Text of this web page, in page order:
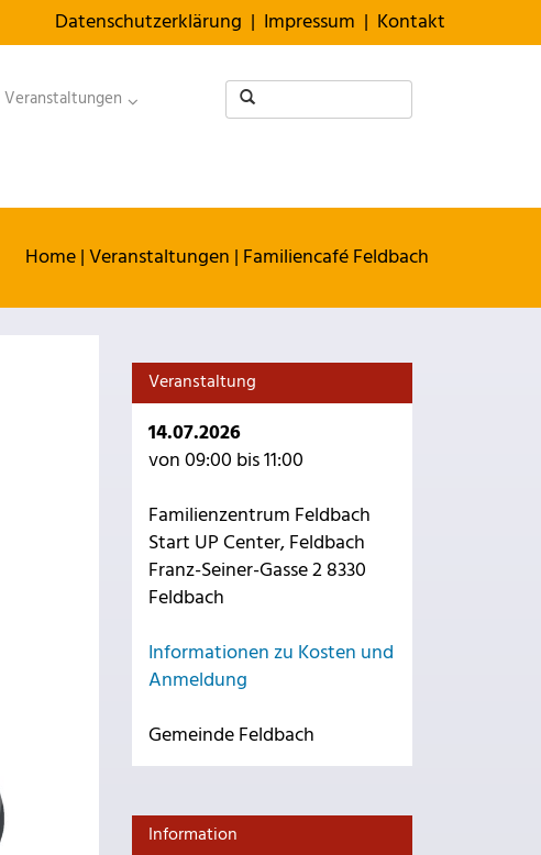
Datenschutzerklärung | Impressum | Kontakt
Veranstaltungen
Home|Veranstaltungen | Familiencafé Feldbach
Veranstaltung
14.07.2026
von 09:00 bis 11:00
Familienzentrum Feldbach
Start UP Center, Feldbach
Franz-Seiner-Gasse 2 8330
Feldbach
Informationen zu Kosten und
Anmeldung
Gemeinde Feldbach
Information